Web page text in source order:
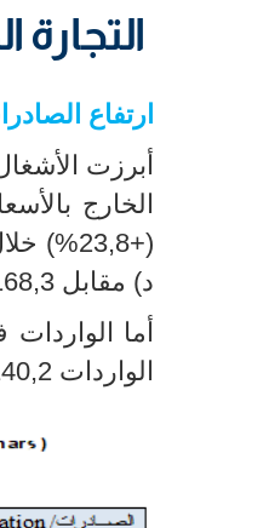
التجارة
ارتفاع
أبرزت
الخارج بالأسعار
(+23,8
%
د) مقابل 4168,3م د خلال شهر جانفي من سنة 2022.
أما الواردات
الواردات 6140,2م د مقابل 5600,4م د تم تسجيلها خلال جانفي 2022.